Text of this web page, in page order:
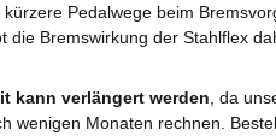
kürzere Pedalwege beim
die Bremswirkung der Stahlflex
kann verlängert werden, da
wenigen Monaten rechnen.